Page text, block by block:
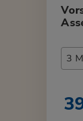
3